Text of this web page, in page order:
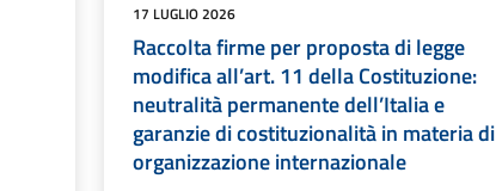
17 LUGLIO 2026
Raccolta firme per proposta di legge
modifica all’art. 11 della Costituzione:
neutralità permanente dell’Italia e
garanzie di costituzionalità in materia di
organizzazione internazionale